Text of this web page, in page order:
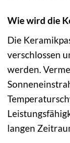
Wie wird die
Die
verschlossen
werden.
langen